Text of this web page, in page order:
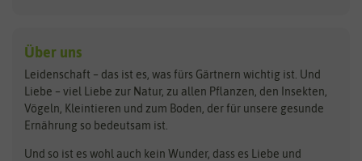
Kräutersamen
Obstsamen
Pilzbrut
Rasensamen
Steckzwiebeln
Zimmer & Kübelpflanzen
Benary
Bingenheimer Saatgut
Bionana
BIOWOL
Dürr-Samen
Feldsaaten Freudenberger
Über uns
Leidenschaft – das ist es, was fürs Gärtnern wichtig ist. Und
Liebe – viel Liebe zur Natur, zu allen Pflanzen, den Insekten,
Vögeln, Kleintieren und zum Boden, der für unsere gesunde
Ernährung so bedeutsam ist.
Und so ist es wohl auch kein Wunder, dass es Liebe und